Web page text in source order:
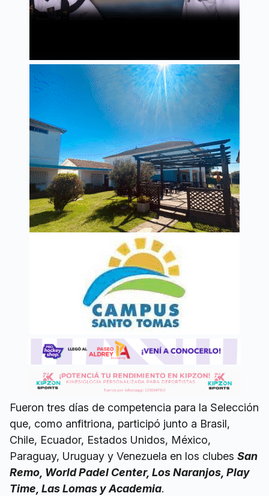
Fueron tres días de competencia para la Selección
que, como anfitriona, participó junto a Brasil,
Chile, Ecuador, Estados Unidos, México,
Paraguay, Uruguay y Venezuela en los clubes San
Remo, World Padel Center, Los Naranjos, Play
Time, Las Lomas y Academia.